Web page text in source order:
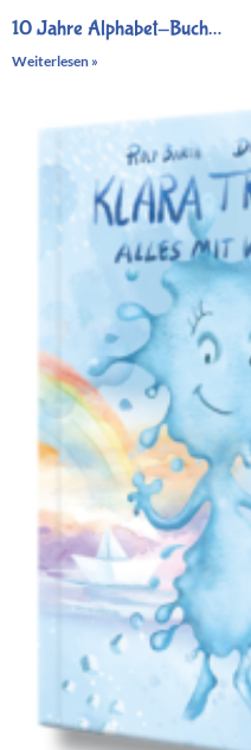
10 Jahre Alphabet-Buch…
Weiterlesen »